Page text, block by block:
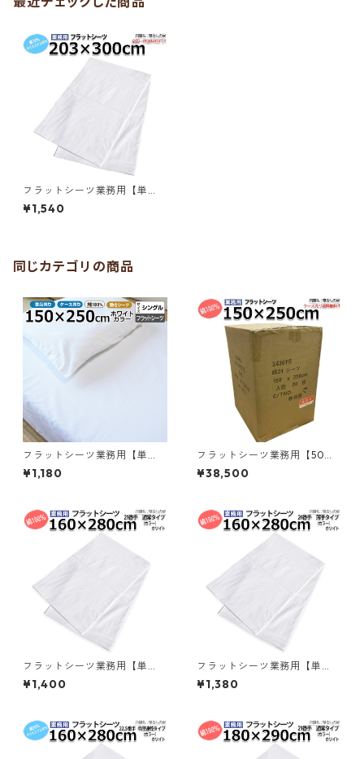
フラットシーツ業務用【単
品】綿70% ポリ30% 203×30
0cm クイーンサイズ 敷きシー
¥1,540
同じカテゴリの商品
フラットシーツ業務用【単
品】綿100% 150×250cm シン
グルサイズ メール便（ポスト
宿 民泊／367237030
¥1,180
フラットシーツ業務用【50枚
入】綿100% 150×250cm シン
グルサイズ 敷きシーツ ホワイ
¥38,500
フラットシーツ業務用【単
品】綿100% 160×280cm シ
ングルワイドサイズ メール便
ル 旅館 民宿 民泊／36757502
0
¥1,400
フラットシーツ業務用【単
品】綿100% 160×280cm シ
ングルワイドサイズ 薄手タイ
三露産業 ホテル 旅館 民宿 民
泊／367595020
¥1,380